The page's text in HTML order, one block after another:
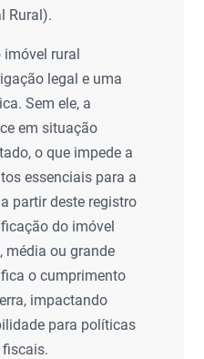
Rural).
imóvel rural
legal e uma
Sem ele, a
em situação
o que impede a
essenciais para a
partir deste registro
do imóvel
média ou grande
o cumprimento
impactando
para políticas